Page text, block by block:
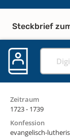
Steckbrief
Zeitraum
1723 - 1739
Konfession
evangelisch-